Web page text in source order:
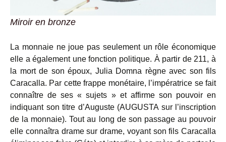
Miroir en bronze
La monnaie ne joue pas seulement un rôle économique
elle a également une fonction politique. À partir de 211, à
la mort de son époux, Julia Domna règne avec son fils
Caracalla. Par cette frappe monétaire, l’impératrice se fait
connaître de ses « sujets » et affirme son pouvoir en
indiquant son titre d’Auguste (AUGUSTA sur l’inscription
de la monnaie). Tout au long de son passage au pouvoir
elle connaîtra drame sur drame, voyant son fils Caracalla